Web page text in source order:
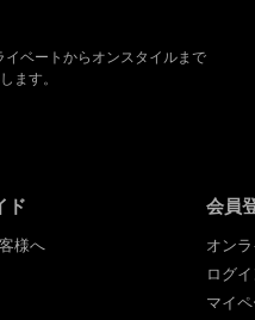
イベートからオンスタイルまで
ます。
ド
様へ
会員
オン
ログ
マイ